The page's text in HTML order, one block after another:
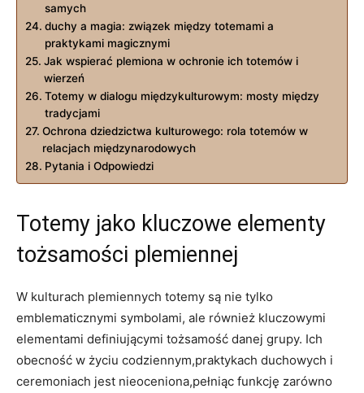
samych
duchy a magia: związek między totemami a
praktykami magicznymi
Jak wspierać plemiona w ochronie ich totemów i
wierzeń
Totemy w dialogu międzykulturowym: mosty między
tradycjami
Ochrona dziedzictwa kulturowego: rola totemów w
relacjach międzynarodowych
Pytania i Odpowiedzi
Totemy jako kluczowe elementy
tożsamości plemiennej
W kulturach plemiennych totemy są nie tylko
emblematicznymi symbolami, ale również kluczowymi
elementami definiującymi tożsamość danej grupy. Ich
obecność w życiu codziennym,praktykach duchowych i
ceremoniach jest nieoceniona,pełniąc funkcję zarówno